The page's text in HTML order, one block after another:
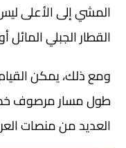
المشي إلى الأعلى
القطار الجبلي المائل
ومع ذلك، يمكن
طول مسار مرصوف
العديد من منصات